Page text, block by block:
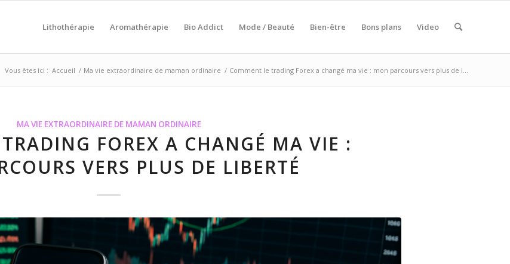
Lithothérapie Aromathérapie Bio Addict Mode / Beauté Bien-être Bons plans Video
Vous êtes ici : Accueil / Ma vie extraordinaire de maman ordinaire / Comment le trading Forex a changé ma vie : mon parcours vers plus de l...
MA VIE EXTRAORDINAIRE DE MAMAN ORDINAIRE
FOREX A CHANGÉ MA VIE :
VERS PLUS DE LIBERTÉ